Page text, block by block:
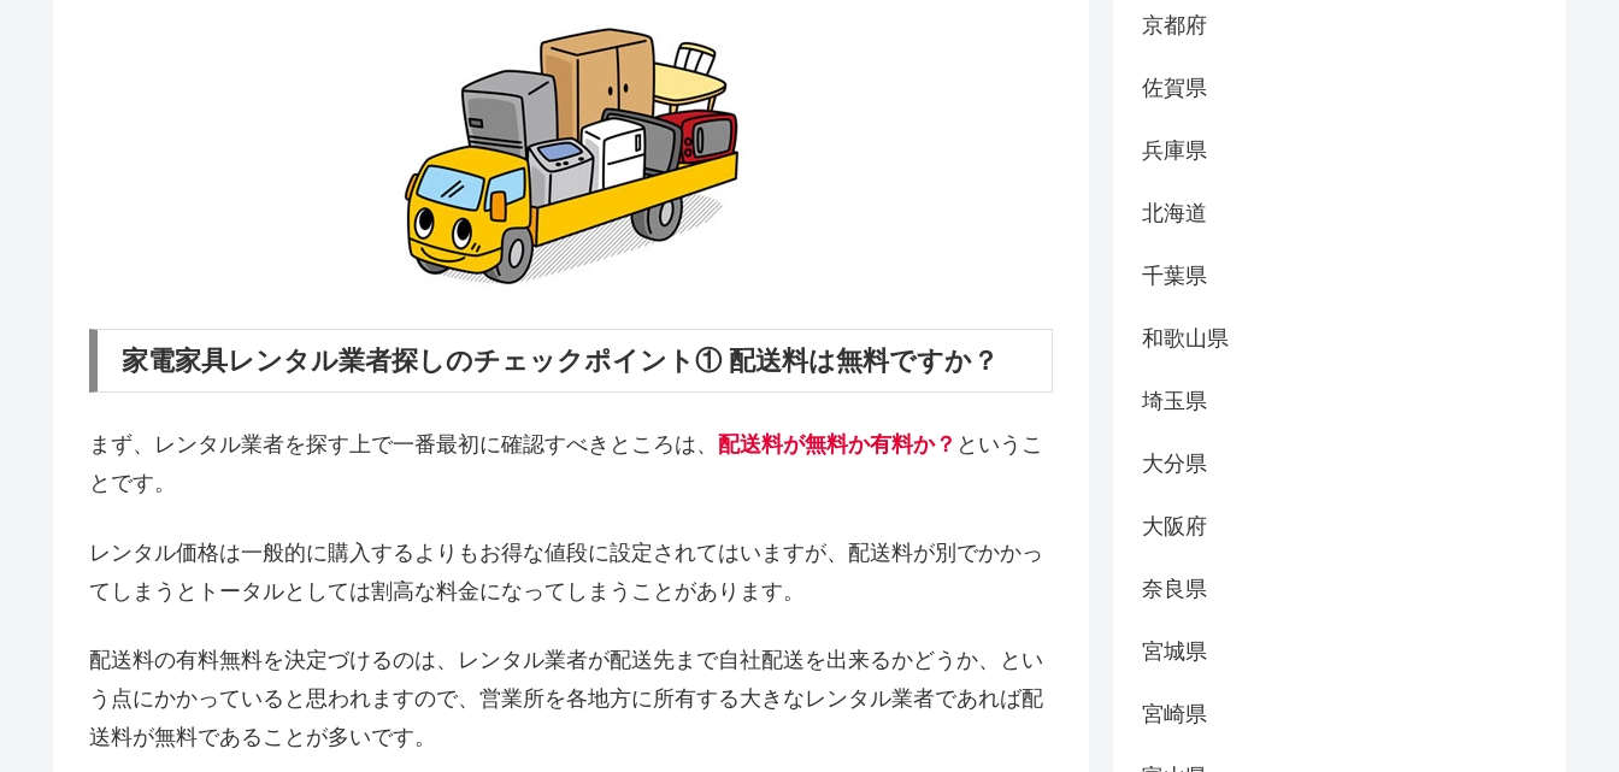
家電家具レンタル業者探しのチェックポイント① 配送料は無料ですか？
まず、レンタル業者を探す上で一番最初に確認すべきところは、 配送料が無料か有料か？ というこ
とです。
レンタル価格は一般的に購入するよりもお得な値段に設定されてはいますが、配送料が別でかかっ
てしまうとトータルとしては割高な料金になってしまうことがあります。
配送料の有料無料を決定づけるのは、レンタル業者が配送先まで自社配送を出来るかどうか、とい
う点にかかっていると思われますので、営業所を各地方に所有する大きなレンタル業者であれば配
送料が無料であることが多いです。
京都府
佐賀県
兵庫県
北海道
千葉県
和歌山県
埼玉県
大分県
大阪府
奈良県
宮城県
宮崎県